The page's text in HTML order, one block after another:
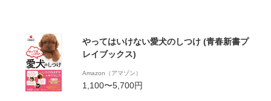
やってはいけない愛犬のしつけ (青春新書プ
レイブックス)
Amazon（アマゾン）
1,100〜5,700円